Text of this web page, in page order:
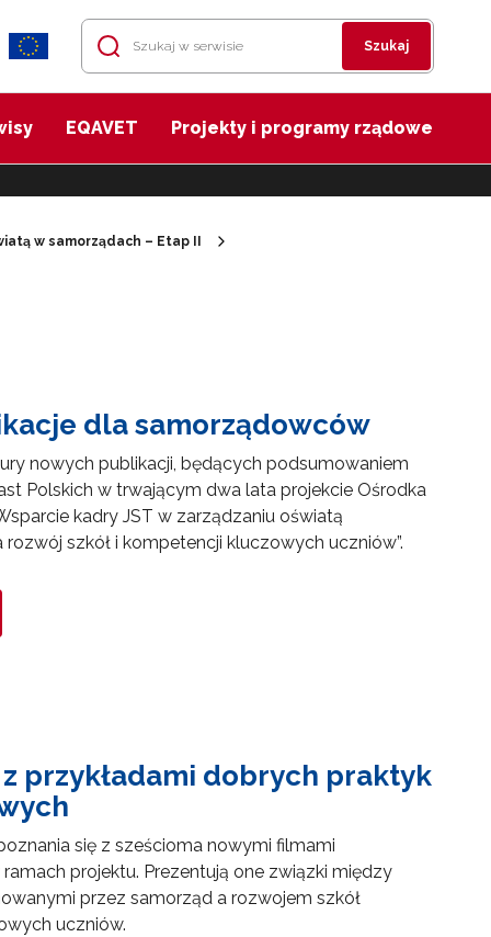
Szukaj
EQAVET Projekty i programy rządowe
w samorządach – Etap II
dla samorządowców
nowych publikacji, będących podsumowaniem
Polskich w trwającym dwa lata projekcie Ośrodka
kadry JST w zarządzaniu oświatą
szkół i kompetencji kluczowych uczniów”.
przykładami dobrych praktyk
się z sześcioma nowymi filmami
projektu. Prezentują one związki między
przez samorząd a rozwojem szkół
uczniów.